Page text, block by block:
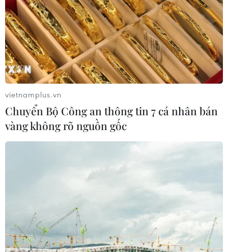
vietnamplus.vn
Chuyển Bộ Công an thông tin 7 cá nhân bán
vàng không rõ nguồn gốc